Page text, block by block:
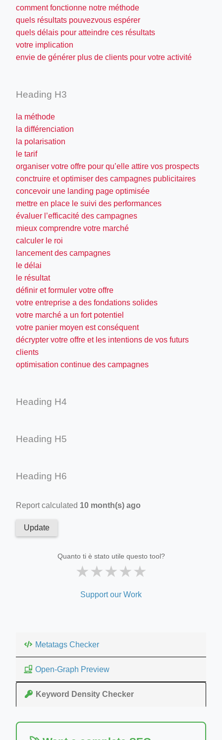
comment fonctionne notre méthode
quels résultats pouvezvous espérer
quels délais pour atteindre ces résultats
votre implication
envie de générer plus de clients pour votre activité
Heading H3
la méthode
la différenciation
la polarisation
le tarif
organiser votre offre pour qu’elle attire vos prospects
conctruire et optimiser des campagnes publicitaires
concevoir une landing page optimisée
mettre en place le suivi des performances
évaluer l’efficacité des campagnes
mieux comprendre votre marché
calculer le roi
lancement des campagnes
le délai
le résultat
définir et formuler votre offre
votre entreprise a des fondations solides
votre marché a un fort potentiel
votre panier moyen est conséquent
décrypter votre offre et les intentions de vos futurs
clients
optimisation continue des campagnes
Heading H4
Heading H5
Heading H6
Report calculated 10 month(s) ago
Update
Quanto ti è stato utile questo tool?
★★★★★
Support our Work
Metatags Checker
Open-Graph Preview
Keyword Density Checker